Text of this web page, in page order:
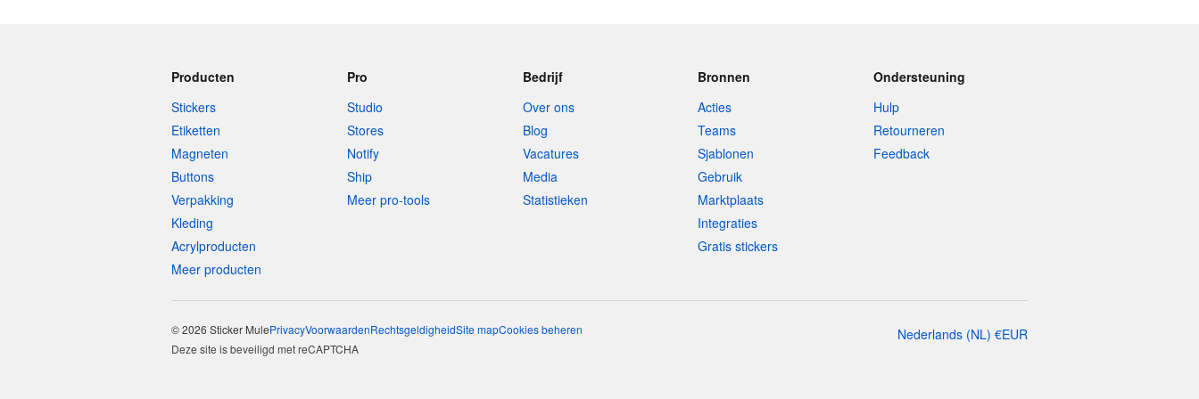
Producten
Stickers
Etiketten
Magneten
Buttons
Verpakking
Kleding
Acrylproducten
Meer producten
Pro
Studio
Stores
Notify
Ship
Meer pro-tools
Bedrijf
Over ons
Blog
Vacatures
Media
Statistieken
Bronnen
Acties
Teams
Sjablonen
Gebruik
Marktplaats
Integraties
Gratis stickers
Ondersteuning
Hulp
Retourneren
Feedback
© 2026 Sticker MulePrivacyVoorwaardenRechtsgeldigheidSite mapCookies beheren Nederlands (NL) €EUR
Deze site is beveiligd met reCAPTCHA